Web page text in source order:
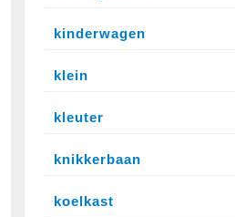
kinderwagen
klein
kleuter
knikkerbaan
koelkast